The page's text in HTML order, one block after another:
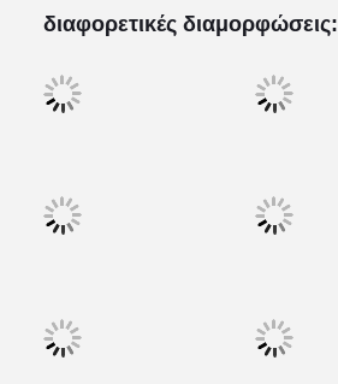
διαφορετικές διαμορφώσεις: